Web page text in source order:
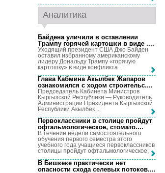
Аналитика
Байдена уличили в оставлении
Трампу горячей картошки в виде ....
Уходящий президент США Джо Байден
оставил избранному американскому
лидеру Дональду Трампу «горячую
картошку» в виде конфликта ...
Глава Кабмина Акылбек Жапаров
ознакомился с ходом строительс....
Председатель Кабинета Министров
Кыргызской Республики — Руководитель
Администрации Президента Кыргызской
Республики Акылбек ...
Первоклассники в столице пройдут
офтальмологическое, стомато....
В течение недели самостоятельного
обучения первого семестра этого
учебного года учащиеся первоклассников
столицы пройдут офтальмологическое, ...
В Бишкеке практически нет
опасности схода селевых потоков....